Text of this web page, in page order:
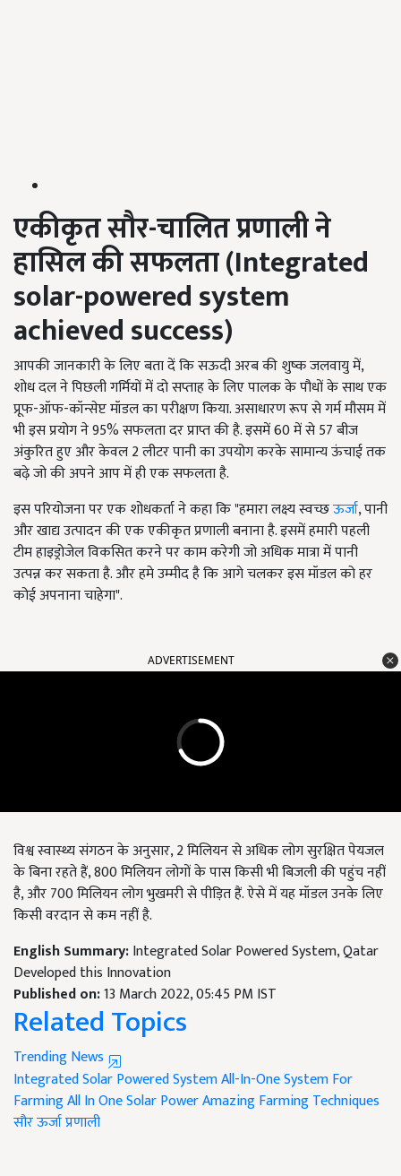
एकीकृत सौर-चालित प्रणाली ने
हासिल की सफलता (Integrated
solar-powered system
achieved success)
आपकी जानकारी के लिए बता दें कि सऊदी अरब की शुष्क जलवायु में,
शोध दल ने पिछली गर्मियों में दो सप्ताह के लिए पालक के पौधों के साथ एक
प्रूफ-ऑफ-कॉन्सेप्ट मॉडल का परीक्षण किया. असाधारण रूप से गर्म मौसम में
भी इस प्रयोग ने 95% सफलता दर प्राप्त की है. इसमें 60 में से 57 बीज
अंकुरित हुए और केवल 2 लीटर पानी का उपयोग करके सामान्य ऊंचाई तक
बढ़े जो की अपने आप में ही एक सफलता है.
इस परियोजना पर एक शोधकर्ता ने कहा कि "हमारा लक्ष्य स्वच्छऊर्जा, पानी
और खाद्य उत्पादन की एक एकीकृत प्रणाली बनाना है. इसमें हमारी पहली
टीम हाइड्रोजेल विकसित करने पर काम करेगी जो अधिक मात्रा में पानी
उत्पन्न कर सकता है. और हमे उम्मीद है कि आगे चलकर इस मॉडल को हर
कोई अपनाना चाहेगा".
ADVERTISEMENT
विश्व स्वास्थ्य संगठन के अनुसार, 2 मिलियन से अधिक लोग सुरक्षित पेयजल
के बिना रहते हैं, 800 मिलियन लोगों के पास किसी भी बिजली की पहुंच नहीं
है, और 700 मिलियन लोग भुखमरी से पीड़ित हैं. ऐसे में यह मॉडल उनके लिए
किसी वरदान से कम नहीं है.
English Summary:Integrated Solar Powered System, Qatar
Developed this Innovation
Published on:13 March 2022, 05:45 PM IST
Related Topics
Trending News
Integrated Solar Powered SystemAll-In-One System For
FarmingAll In One Solar PowerAmazing Farming Techniques
सौर ऊर्जा प्रणाली